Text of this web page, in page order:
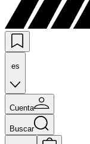
es
Cuenta
Buscar